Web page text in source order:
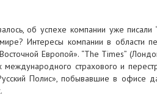
об успехе компании уже писали
Интересы компании в области
Европой». “The Times”
международного страхового и
Полис», побывавшие в офисе